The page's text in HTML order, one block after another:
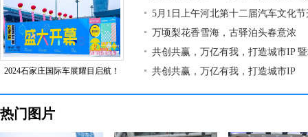
2024石家庄国际车展耀目启航！
5月1日上午河北第十二届汽车文化节
万顷梨花香雪海，古驿泊头春意浓
共创共赢，万亿有我，打造城市IP
共创共赢，万亿有我，打造城市IP
热门图片